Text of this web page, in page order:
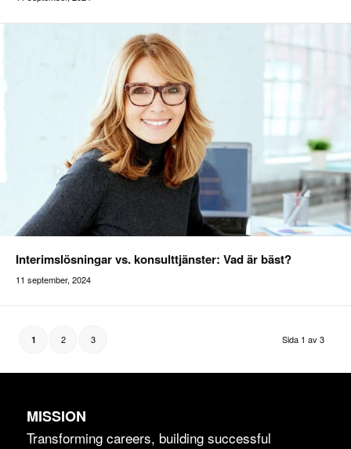
Addilon
Addilon
Interimslösningar vs. konsulttjänster: Vad är bäst?
11 september, 2024
Sida 1 av 3
1 2 3
MISSION
Transforming careers, building successful